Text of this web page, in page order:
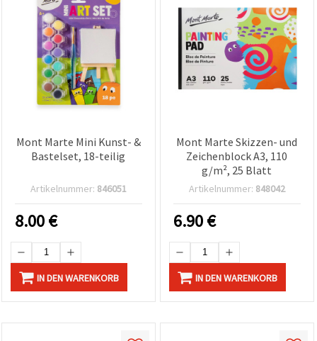
Mont Marte Mini Kunst- &
Bastelset, 18-teilig
Artikelnummer: 846051
8.00€
IN DEN WARENKORB
Mont Marte Skizzen- und
Zeichenblock A3, 110
g/m², 25 Blatt
Artikelnummer: 848042
6.90€
IN DEN WARENKORB